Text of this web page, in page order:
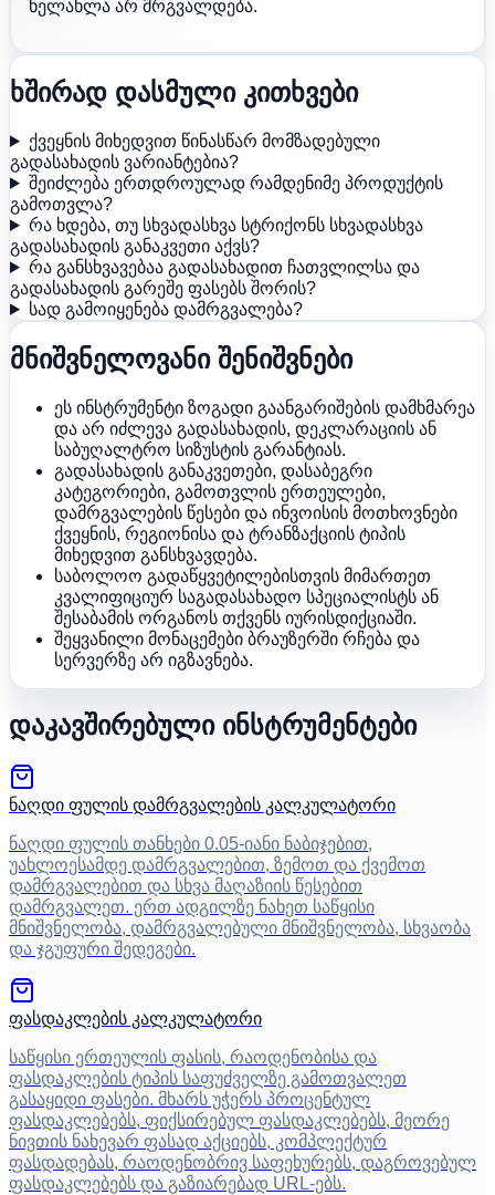
ხელახლა არ მრგვალდება.
ხშირად დასმული კითხვები
ქვეყნის მიხედვით წინასწარ მომზადებული
გადასახადის ვარიანტებია?
შეიძლება ერთდროულად რამდენიმე პროდუქტის
გამოთვლა?
რა ხდება, თუ სხვადასხვა სტრიქონს სხვადასხვა
გადასახადის განაკვეთი აქვს?
რა განსხვავებაა გადასახადით ჩათვლილსა და
გადასახადის გარეშე ფასებს შორის?
სად გამოიყენება დამრგვალება?
მნიშვნელოვანი შენიშვნები
ეს ინსტრუმენტი ზოგადი გაანგარიშების დამხმარეა
და არ იძლევა გადასახადის, დეკლარაციის ან
საბუღალტრო სიზუსტის გარანტიას.
გადასახადის განაკვეთები, დასაბეგრი
კატეგორიები, გამოთვლის ერთეულები,
დამრგვალების წესები და ინვოისის მოთხოვნები
ქვეყნის, რეგიონისა და ტრანზაქციის ტიპის
მიხედვით განსხვავდება.
საბოლოო გადაწყვეტილებისთვის მიმართეთ
კვალიფიციურ საგადასახადო სპეციალისტს ან
შესაბამის ორგანოს თქვენს იურისდიქციაში.
შეყვანილი მონაცემები ბრაუზერში რჩება და
სერვერზე არ იგზავნება.
დაკავშირებული ინსტრუმენტები
ნაღდი ფულის დამრგვალების კალკულატორი
ნაღდი ფულის თანხები 0.05-იანი ნაბიჯებით,
უახლოესამდე დამრგვალებით, ზემოთ და ქვემოთ
დამრგვალებით და სხვა მაღაზიის წესებით
დამრგვალეთ. ერთ ადგილზე ნახეთ საწყისი
მნიშვნელობა, დამრგვალებული მნიშვნელობა, სხვაობა
და ჯგუფური შედეგები.
ფასდაკლების კალკულატორი
საწყისი ერთეულის ფასის, რაოდენობისა და
ფასდაკლების ტიპის საფუძველზე გამოთვალეთ
გასაყიდი ფასები. მხარს უჭერს პროცენტულ
ფასდაკლებებს, ფიქსირებულ ფასდაკლებებს, მეორე
ნივთის ნახევარ ფასად აქციებს, კომპლექტურ
ფასდადებას, რაოდენობრივ საფეხურებს, დაგროვებულ
ფასდაკლებებს და გაზიარებად URL-ებს.